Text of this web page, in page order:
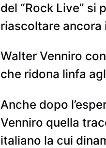
del “Rock Live”
riascoltare ancora
Walter Venniro
che ridona linfa
Anche dopo
Venniro quella
italiano la cui